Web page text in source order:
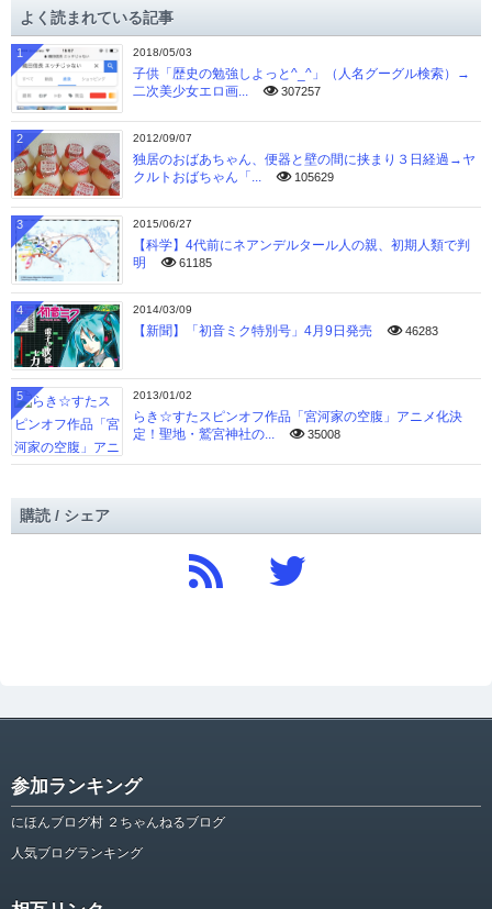
ブよく読まれている記事
2018/05/03
子供「歴史の勉強しよっと^_^」（人名グーグル検索）→
二次美少女エロ画...
307257
1
2012/09/07
独居のおばあちゃん、便器と壁の間に挟まり３日経過→ヤ
クルトおばちゃん「...
105629
2
2015/06/27
【科学】4代前にネアンデルタール人の親、初期人類で判
明
61185
3
2014/03/09
【新聞】「初音ミク特別号」4月9日発売 46283
4
2013/01/02
らき☆すたスピンオフ作品「宮河家の空腹」アニメ化決
定！聖地・鷲宮神社の...
35008
5
購読 / シェア
参加ランキング
にほんブログ村 ２ちゃんねるブログ
人気ブログランキング